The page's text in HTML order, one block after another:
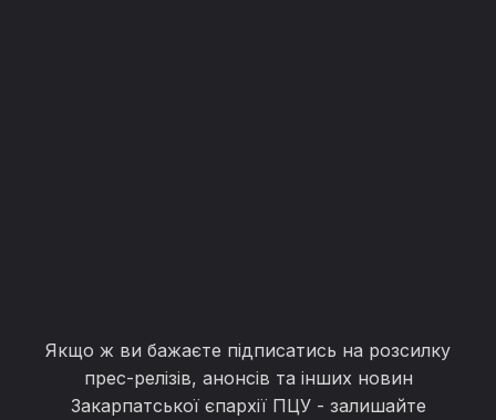
Якщо ж ви бажаєте підписатись на розсилку
прес-релізів, анонсів та інших новин
Закарпатської єпархії ПЦУ - залишайте